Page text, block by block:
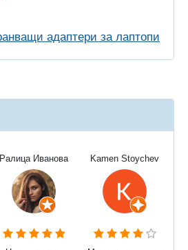
адаптери за лаптопи
Ралица Иванова Kamen Stoychev